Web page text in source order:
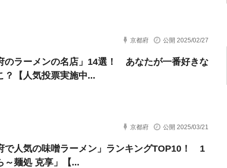
京都府 公開 2025/02/27
のラーメンの名店」14選！ あなたが一番好きな
？【人気投票実施中...
京都府 公開 2025/03/21
で人気の味噌ラーメン」ランキングTOP10！ 1
～麺処 克享」【...